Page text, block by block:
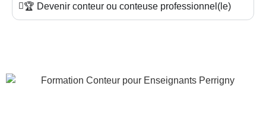
🏆 Devenir conteur ou conteuse professionnel(le)